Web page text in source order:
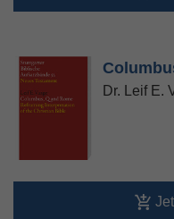
Dr. Leif E.